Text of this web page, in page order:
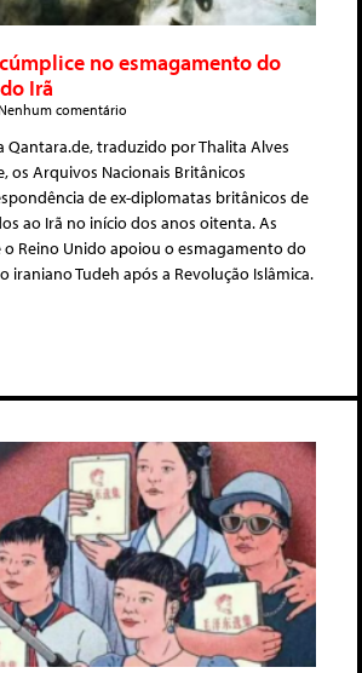
no esmagamento do
Irã
comentário
Qantara.de, traduzido por Thalita Alves
os Arquivos Nacionais Britânicos
de ex-diplomatas britânicos de
ao Irã no início dos anos oitenta. As
Reino Unido apoiou o esmagamento do
iraniano Tudeh após a Revolução Islâmica.